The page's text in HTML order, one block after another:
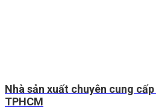
Nhà sản xuất chuyên cung
TPHCM